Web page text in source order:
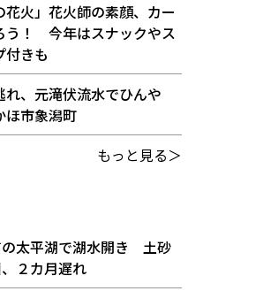
花火」花火師の素顔、カー
う！ 今年はスナックやス
付きも
れ、元滝伏流水でひんや
市象潟町
もっと見る＞
太平湖で湖水開き 土砂
２カ月遅れ